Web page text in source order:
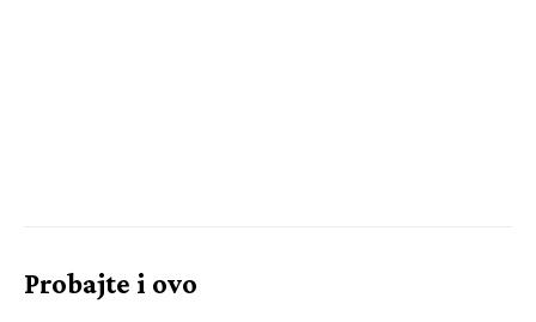
Probajte i ovo